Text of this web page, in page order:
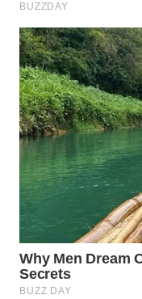
NATUNA
WN
BINTAN
WN
MANDALIKA
WN
LIKUPANG
LABUANBAJO
WN